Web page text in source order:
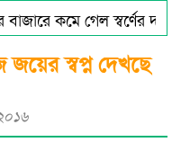
কমে গেল স্বর্ণের দাম
কলেজের অফিস সহকারী!
স্বপ্ন দেখছে